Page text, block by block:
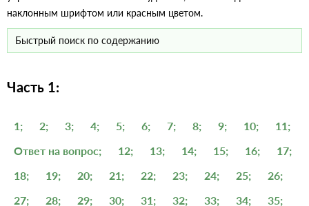
наклонным шрифтом или красным цветом.
Часть 1:
1; 2; 3; 4; 5; 6; 7; 8; 9; 10;
11;
Ответ на вопрос;
12; 13; 14; 15; 16;
17;
18;
19; 20; 21; 22; 23; 24; 25;
26;
27;
28; 29; 30; 31; 32; 33; 34;
35;